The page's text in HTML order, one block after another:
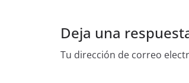
Deja una
Tu dirección de correo